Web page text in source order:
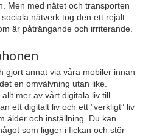
Men med nätet och transporten
nätverk tog den ett rejält
är påträngande och irriterande.
gjort annat via våra mobiler innan
en omvälvning utan like.
mer av vårt digitala liv till
ett digitalt liv och ett ”verkligt” liv
ålder och inställning. Du kan
som ligger i fickan och stör